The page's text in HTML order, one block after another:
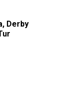
Derby